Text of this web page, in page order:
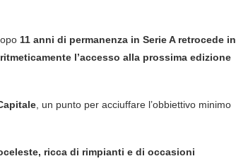
11 anni di permanenza in Serie A retrocede in
l’accesso alla prossima edizione
, un punto per acciuffare l’obbiettivo minimo
ricca di rimpianti e di occasioni